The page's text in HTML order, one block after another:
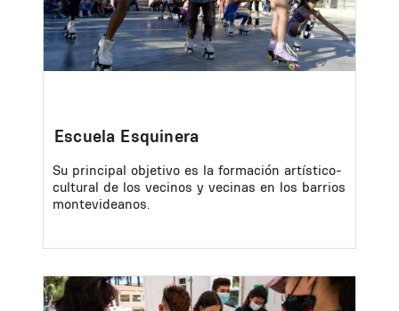
Escuela Esquinera
Su principal objetivo es la formación artístico-
cultural de los vecinos y vecinas en los barrios
montevideanos.
Image